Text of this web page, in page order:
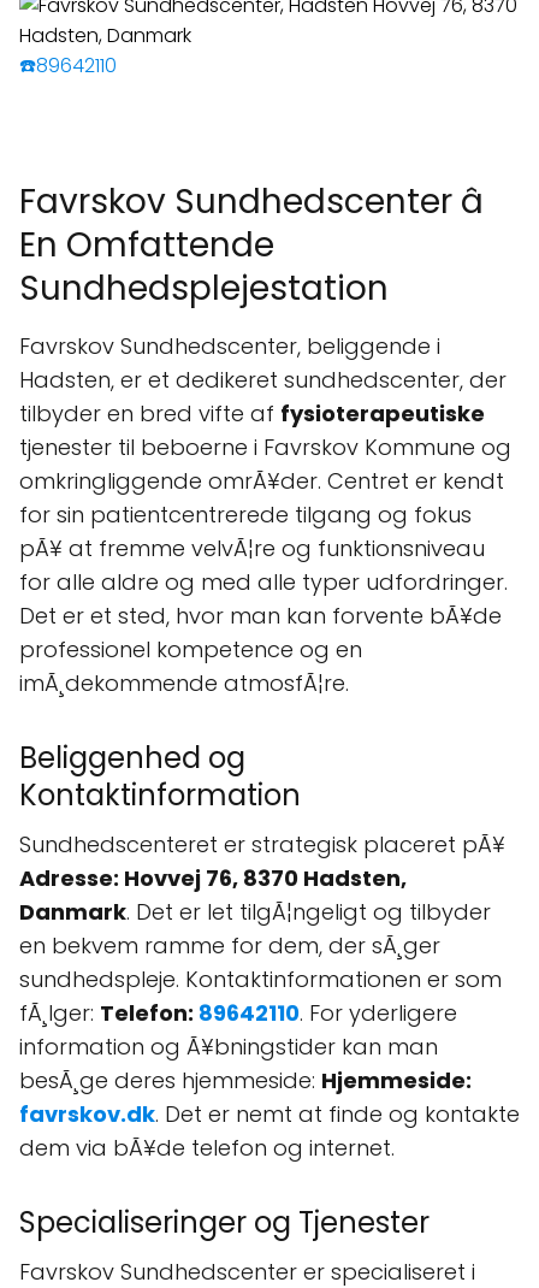
☎️89642110
Favrskov Sundhedscenter â
En Omfattende
Sundhedsplejestation
Favrskov Sundhedscenter, beliggende i
Hadsten, er et dedikeret sundhedscenter, der
tilbyder en bred vifte af fysioterapeutiske
tjenester til beboerne i Favrskov Kommune og
omkringliggende omrÃ¥der. Centret er kendt
for sin patientcentrerede tilgang og fokus
pÃ¥ at fremme velvÃ¦re og funktionsniveau
for alle aldre og med alle typer udfordringer.
Det er et sted, hvor man kan forvente bÃ¥de
professionel kompetence og en
imÃ¸dekommende atmosfÃ¦re.
Beliggenhed og
Kontaktinformation
Sundhedscenteret er strategisk placeret pÃ¥
Adresse: Hovvej 76, 8370 Hadsten,
Danmark. Det er let tilgÃ¦ngeligt og tilbyder
en bekvem ramme for dem, der sÃ¸ger
sundhedspleje. Kontaktinformationen er som
fÃ¸lger: Telefon: 89642110. For yderligere
information og Ã¥bningstider kan man
besÃ¸ge deres hjemmeside: Hjemmeside:
favrskov.dk. Det er nemt at finde og kontakte
dem via bÃ¥de telefon og internet.
Specialiseringer og Tjenester
Favrskov Sundhedscenter er specialiseret i